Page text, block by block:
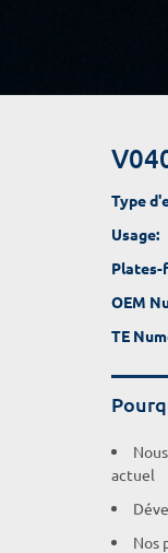
Type
Usage:
Plates-
OEM
TE
actuel
Nos